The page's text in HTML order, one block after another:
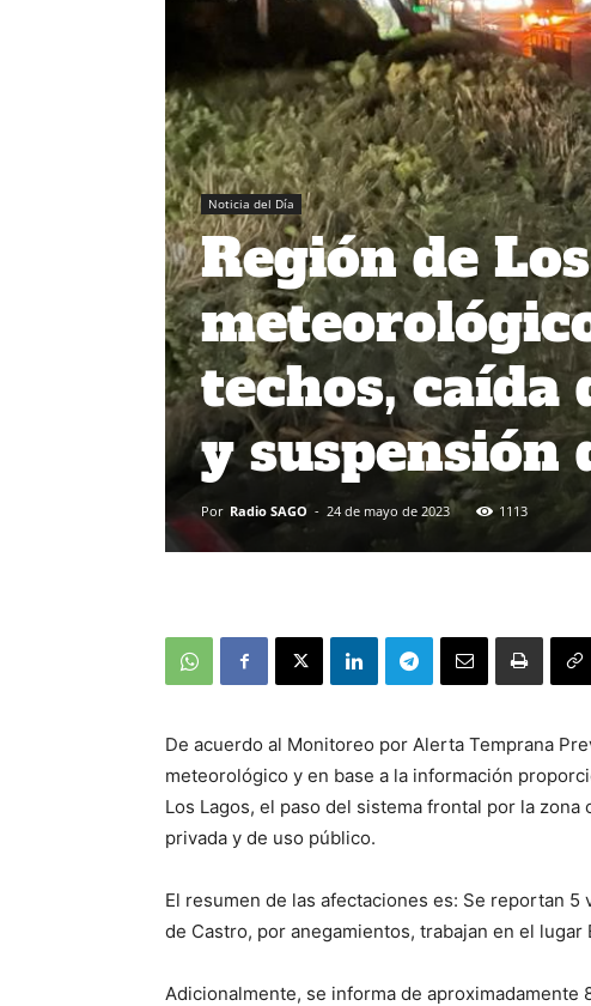
Noticia del Día
Región de
techos,
y suspensión
Por Radio SAGO - 24 de mayo de 2023 1113
De acuerdo al Monitoreo por Alerta Temprana
meteorológico y en base a la información
Los Lagos, el paso del sistema frontal por la
privada y de uso público.
El resumen de las afectaciones es: Se reportan
de Castro, por anegamientos, trabajan en el
Adicionalmente, se informa de